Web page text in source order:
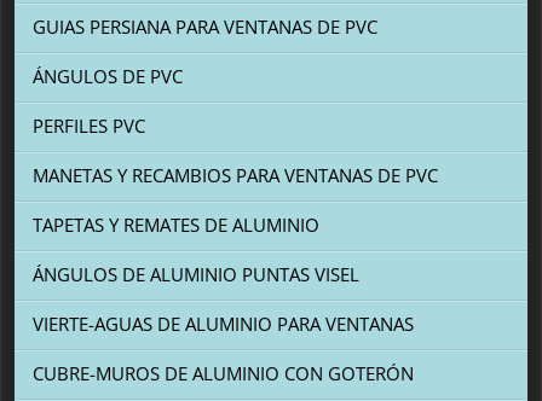
GUIAS PERSIANA PARA VENTANAS DE PVC
ÁNGULOS DE PVC
PERFILES PVC
MANETAS Y RECAMBIOS PARA VENTANAS DE PVC
TAPETAS Y REMATES DE ALUMINIO
ÁNGULOS DE ALUMINIO PUNTAS VISEL
VIERTE-AGUAS DE ALUMINIO PARA VENTANAS
CUBRE-MUROS DE ALUMINIO CON GOTERÓN